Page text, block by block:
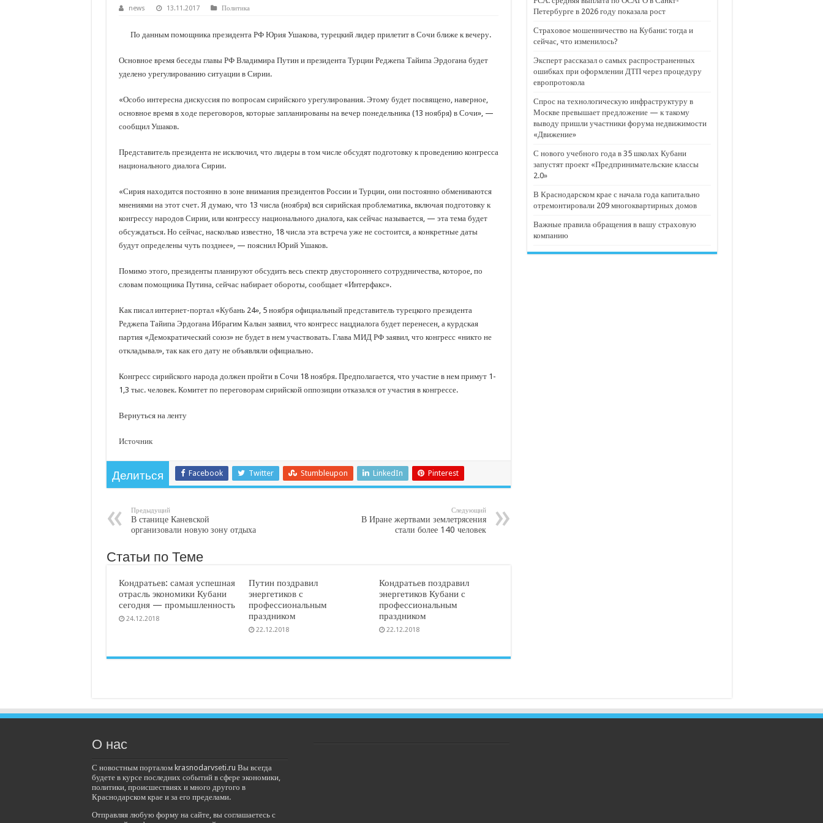
С нового учебного года в 35 школах Кубани запустят проект «Предпринимательские классы 2.0»
В городах и районах Кубани отметили День России
news 13.11.2017 Политика
По данным помощника президента РФ Юрия Ушакова, турецкий лидер прилетит в Сочи ближе к вечеру.
Основное время беседы главы РФ Владимира Путин и президента Турции Реджепа Тайипа Эрдогана будет
уделено урегулированию ситуации в Сирии.
«Особо интересна дискуссия по вопросам сирийского урегулирования. Этому будет посвящено, наверное,
основное время в ходе переговоров, которые запланированы на вечер понедельника (13 ноября) в Сочи», —
сообщил Ушаков.
Представитель президента не исключил, что лидеры в том числе обсудят подготовку к проведению конгресса
национального диалога Сирии.
«Сирия находится постоянно в зоне внимания президентов России и Турции, они постоянно обмениваются
мнениями на этот счет. Я думаю, что 13 числа (ноября) вся сирийская проблематика, включая подготовку к
конгрессу народов Сирии, или конгрессу национального диалога, как сейчас называется, — эта тема будет
обсуждаться. Но сейчас, насколько известно, 18 числа эта встреча уже не состоится, а конкретные даты
будут определены чуть позднее», — пояснил Юрий Ушаков.
Помимо этого, президенты планируют обсудить весь спектр двустороннего сотрудничества, которое, по
словам помощника Путина, сейчас набирает обороты, сообщает «Интерфакс».
Как писал интернет-портал «Кубань 24», 5 ноября официальный представитель турецкого президента
Реджепа Тайипа Эрдогана Ибрагим Калын заявил, что конгресс нацдиалога будет перенесен, а курдская
партия «Демократический союз» не будет в нем участвовать. Глава МИД РФ заявил, что конгресс «никто не
откладывал», так как его дату не объявляли официально.
Конгресс сирийского народа должен пройти в Сочи 18 ноября. Предполагается, что участие в нем примут 1-
1,3 тыс. человек. Комитет по переговорам сирийской оппозиции отказался от участия в конгрессе.
Вернуться на ленту
Источник
Делиться Facebook Twitter Stumbleupon LinkedIn Pinterest
Предыдущий
В станице Каневской
организовали новую зону отдыха
Следующий
В Иране жертвами землетрясения
стали более 140 человек
Статьи по Теме
Кондратьев: самая успешная
отрасль экономики Кубани
сегодня — промышленность
24.12.2018
Путин поздравил
энергетиков с
профессиональным
праздником
22.12.2018
Кондратьев поздравил
энергетиков Кубани с
профессиональным
праздником
22.12.2018
Петербурге в 2026 году показала рост
Страховое мошенничество на Кубани: тогда и
сейчас, что изменилось?
Эксперт рассказал о самых распространенных
ошибках при оформлении ДТП через процедуру
европротокола
Спрос на технологическую инфраструктуру в
Москве превышает предложение — к такому
выводу пришли участники форума недвижимости
«Движение»
С нового учебного года в 35 школах Кубани
запустят проект «Предпринимательские классы
2.0»
В Краснодарском крае с начала года капитально
отремонтировали 209 многоквартирных домов
Важные правила обращения в вашу страховую
компанию
О нас
С новостным порталом krasnodarvseti.ru Вы всегда
будете в курсе последних событий в сфере экономики,
политики, происшествиях и много другого в
Краснодарском крае и за его пределами.
Отправляя любую форму на сайте, вы соглашаетесь с